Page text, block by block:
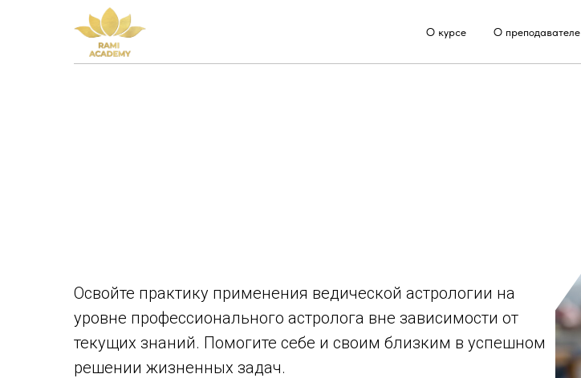
О курсе О преподавателе
Освойте практику применения ведической астрологии на
уровне профессионального астролога вне зависимости от
текущих знаний. Помогите себе и своим близким в успешном
решении жизненных задач.